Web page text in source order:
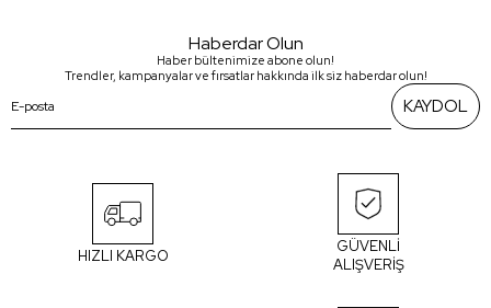
Haberdar Olun
Haber bültenimize abone olun!
Trendler, kampanyalar ve fırsatlar hakkında ilk siz haberdar olun!
KAYDOL
HIZLI KARGO
GÜVENLİ
ALIŞVERİŞ